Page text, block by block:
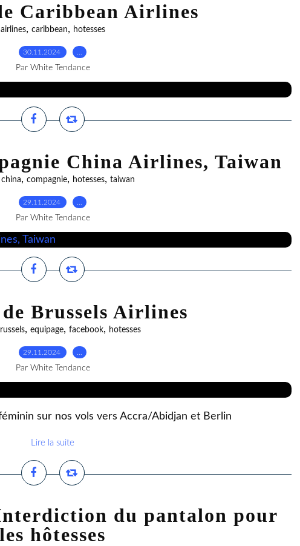
Caribbean Airlines
airlines, caribbean, hotesses
30.11.2024
Par White Tendance
China Airlines, Taiwan
china, compagnie, hotesses, taiwan
29.11.2024
Par White Tendance
de Brussels Airlines
, equipage, facebook, hotesses
29.11.2024
Par White Tendance
sur nos vols vers Accra/Abidjan et Berlin
Lire la suite
du pantalon pour
les hôtesses